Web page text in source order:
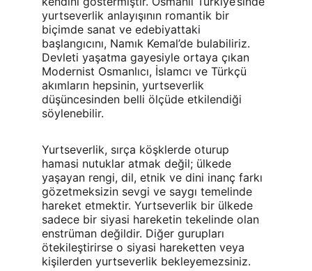
yurtseverlik anlayışının romantik bir
biçimde sanat ve edebiyattaki
başlangıcını, Namık Kemal’de bulabiliriz.
Devleti yaşatma gayesiyle ortaya çıkan
Modernist Osmanlıcı, İslamcı ve Türkçü
akımların hepsinin, yurtseverlik
düşüncesinden belli ölçüde etkilendiği
söylenebilir.
Yurtseverlik, sırça köşklerde oturup
hamasi nutuklar atmak değil; ülkede
yaşayan rengi, dil, etnik ve dini inanç farkı
gözetmeksizin sevgi ve saygı temelinde
hareket etmektir. Yurtseverlik bir ülkede
sadece bir siyasi hareketin tekelinde olan
enstrüman değildir. Diğer gurupları
ötekileştirirse o siyasi hareketten veya
kişilerden yurtseverlik bekleyemezsiniz.